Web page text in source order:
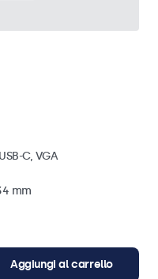
C, VGA
mm
Aggiungi al carrello